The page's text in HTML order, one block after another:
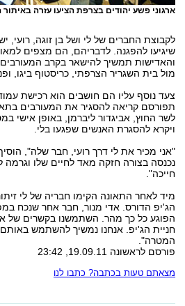
ארגוני פשע יהודים בצרפת הציעו עזרה
לקבוצת החברים של לי ושל בן זוגה,
שיגיעו להפגנה. לדבריהם, הם מצפים
והאדישות תמשיך להישאר בקרב
מול בית השגריר הצרפתי, כריסטוף ביגו,
צעד נוסף עליו הם חושבים הוא רכישת
תפורסם קריאה להסגיר את המעורבים
לשר החוץ, אביגדור ליברמן, באופן אישי
ויקרא להסגרת האנשים שפגעו בלי.
"אני מכיר את לי דרך רועי, חבר שלה",
נכנסה בצורה חזקה מאד לחיים שלו
חייכה".
מיד לאחר התאונה הקימו חבריה של לי
הג'יפ הדורס. אדי מנור, חבר אחר שנכח
הפוגע כל כך מהר. השתמשנו בקשרים של
חניית הג'יפ. אנחנו נמשיך להשתמש
המטרה".
פורסם לראשונה 19.09.11, 23:42
מצאתם טעות בכתבה? כתבו לנו